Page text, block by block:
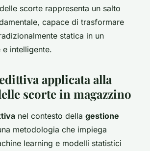
scorte rappresenta un salto
capace di trasformare
statica in un
intelligente.
applicata alla
scorte in magazzino
nel contesto della gestione
metodologia che impiega
learning e modelli statistici